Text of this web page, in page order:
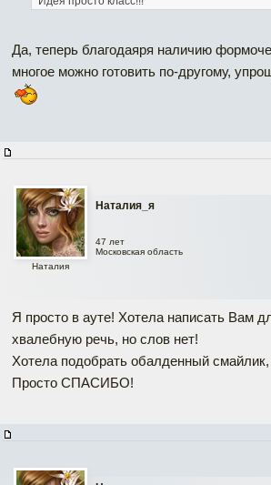
Да, теперь благодаяря наличию
многое можно готовить по-другому,
Наталия_я
Наталия
47 лет
Московская область
Я просто в ауте! Хотела написать Вам
хвалебную речь, но слов нет!
Хотела подобрать обалденный смайлик,
Просто СПАСИБО!